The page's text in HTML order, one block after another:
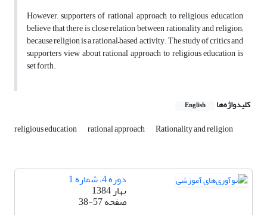
However, supporters of rational approach to religious education
believe that there is close relation between rationality and religion;
because religion is a rational–based activity. The study of critics and
supporters view about rational approach to religious education is
set forth.
کلیدواژه‌ها English
religious education rational approach Rationality and religion
دوره 4، شماره 1
بهار 1384
صفحه38-57